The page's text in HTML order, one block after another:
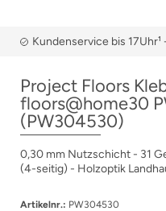
Kundenservice bis
Project Floors
floors@home30
(PW304530)
0,30 mm Nutzschicht - 31
(4-seitig) - Holzoptik
Artikelnr.: PW304530